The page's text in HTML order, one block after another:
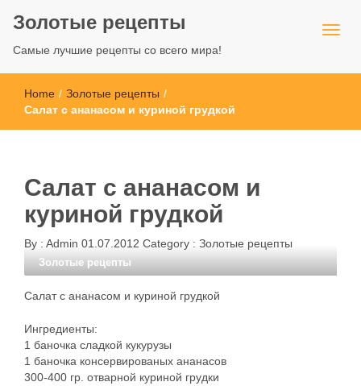
Золотые рецепты
Самые лучшие рецепты со всего мира!
Home / Золотые рецепты /
Салат с ананасом и куриной грудкой
Салат с ананасом и
куриной грудкой
By : Admin 01.07.2012 Category : Золотые рецепты
Золотые рецепты
Салат с ананасом и куриной грудкой
Ингредиенты:
1 баночка сладкой кукурузы
1 баночка консервированых ананасов
300-400 гр. отварной куриной грудки